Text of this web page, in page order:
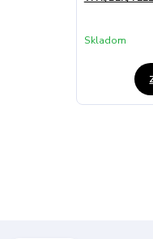
Skladom